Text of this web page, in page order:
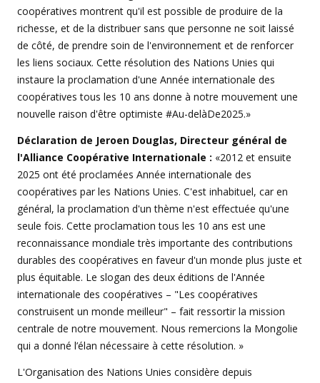
coopératives montrent qu'il est possible de produire de la
richesse, et de la distribuer sans que personne ne soit laissé
de côté, de prendre soin de l'environnement et de renforcer
les liens sociaux. Cette résolution des Nations Unies qui
instaure la proclamation d'une Année internationale des
coopératives tous les 10 ans donne à notre mouvement une
nouvelle raison d'être optimiste #Au-delàDe2025.»
Déclaration de Jeroen Douglas, Directeur général de
l'Alliance Coopérative Internationale : «2012 et ensuite
2025 ont été proclamées Année internationale des
coopératives par les Nations Unies. C'est inhabituel, car en
général, la proclamation d'un thème n'est effectuée qu'une
seule fois. Cette proclamation tous les 10 ans est une
reconnaissance mondiale très importante des contributions
durables des coopératives en faveur d'un monde plus juste et
plus équitable. Le slogan des deux éditions de l'Année
internationale des coopératives – "Les coopératives
construisent un monde meilleur" – fait ressortir la mission
centrale de notre mouvement. Nous remercions la Mongolie
qui a donné l’élan nécessaire à cette résolution. »
L'Organisation des Nations Unies considère depuis